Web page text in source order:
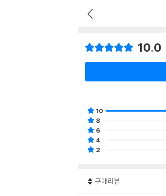
10.0
10
8
6
4
2
구매리뷰